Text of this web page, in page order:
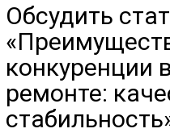
Обсудить
конкуренции
ремонте: